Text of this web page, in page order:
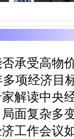
承受高物
多项经济目
解读中央
面复杂多
工作会议